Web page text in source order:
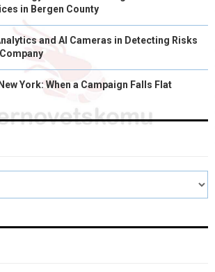
in Bergen County
and AI Cameras in Detecting Risks
York: When a Campaign Falls Flat